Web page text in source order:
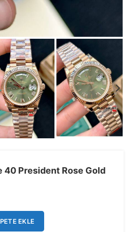
40 President Rose Gold
EKLE